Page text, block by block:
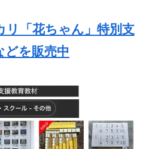
「花ちゃん」特別支
どを販売中